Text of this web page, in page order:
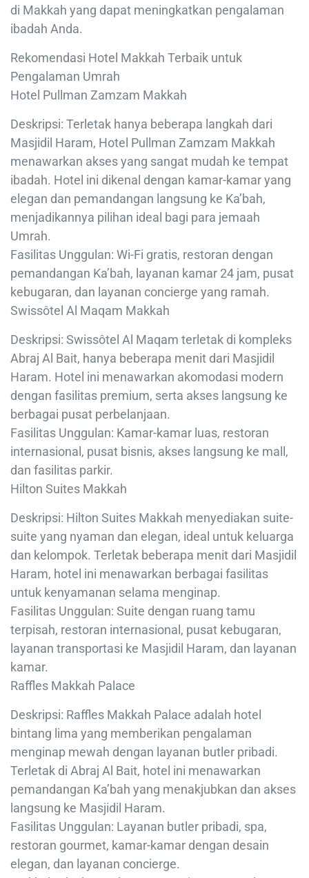
di Makkah yang dapat meningkatkan pengalaman
ibadah Anda.
Rekomendasi Hotel Makkah Terbaik untuk
Pengalaman Umrah
Hotel Pullman Zamzam Makkah
Deskripsi: Terletak hanya beberapa langkah dari
Masjidil Haram, Hotel Pullman Zamzam Makkah
menawarkan akses yang sangat mudah ke tempat
ibadah. Hotel ini dikenal dengan kamar-kamar yang
elegan dan pemandangan langsung ke Ka’bah,
menjadikannya pilihan ideal bagi para jemaah
Umrah.
Fasilitas Unggulan: Wi-Fi gratis, restoran dengan
pemandangan Ka’bah, layanan kamar 24 jam, pusat
kebugaran, dan layanan concierge yang ramah.
Swissôtel Al Maqam Makkah
Deskripsi: Swissôtel Al Maqam terletak di kompleks
Abraj Al Bait, hanya beberapa menit dari Masjidil
Haram. Hotel ini menawarkan akomodasi modern
dengan fasilitas premium, serta akses langsung ke
berbagai pusat perbelanjaan.
Fasilitas Unggulan: Kamar-kamar luas, restoran
internasional, pusat bisnis, akses langsung ke mall,
dan fasilitas parkir.
Hilton Suites Makkah
Deskripsi: Hilton Suites Makkah menyediakan suite-
suite yang nyaman dan elegan, ideal untuk keluarga
dan kelompok. Terletak beberapa menit dari Masjidil
Haram, hotel ini menawarkan berbagai fasilitas
untuk kenyamanan selama menginap.
Fasilitas Unggulan: Suite dengan ruang tamu
terpisah, restoran internasional, pusat kebugaran,
layanan transportasi ke Masjidil Haram, dan layanan
kamar.
Raffles Makkah Palace
Deskripsi: Raffles Makkah Palace adalah hotel
bintang lima yang memberikan pengalaman
menginap mewah dengan layanan butler pribadi.
Terletak di Abraj Al Bait, hotel ini menawarkan
pemandangan Ka’bah yang menakjubkan dan akses
langsung ke Masjidil Haram.
Fasilitas Unggulan: Layanan butler pribadi, spa,
restoran gourmet, kamar-kamar dengan desain
elegan, dan layanan concierge.